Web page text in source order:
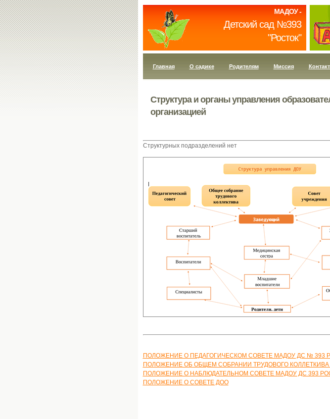
МАДОУ -
Детский сад №393
"Росток"
Главная О садике Родителям Миссия
Структура и органы управления
организацией
Cтруктурных подразделений нет
ПОЛОЖЕНИЕ О ПЕДАГОГИЧЕСКОМ СОВЕТЕ МАДОУ ДС № 393
ПОЛОЖЕНИЕ ОБ ОБЩЕМ СОБРАНИИ ТРУДОВОГО КОЛЛЕТКИВА
ПОЛОЖЕНИЕ О НАБЛЮДАТЕЛЬНОМ СОВЕТЕ МАДОУ ДС 393
ПОЛОЖЕНИЕ О СОВЕТЕ ДОО